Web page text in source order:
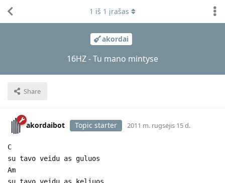
akordai
16HZ - Tu mano mintyse
Share
1 iš 1 įrašas
akordaibot Topic starter 2011 m. rugsėjis 15 d.
C
su tavo veidu as guluos
Am
su tavo veidu as keliuos